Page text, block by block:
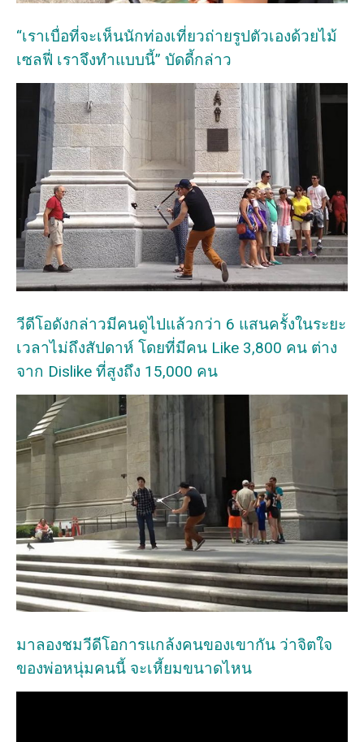
“เราเบื่อที่จะเห็นนักท่องเที่ยวถ่ายรูปตัวเองด้วยไม้
เซลฟี่ เราจึงทำแบบนี้” บัดดี้กล่าว
วีดีโอดังกล่าวมีคนดูไปแล้วกว่า 6 แสนครั้งในระยะ
เวลาไม่ถึงสัปดาห์ โดยที่มีคน Like 3,800 คน ต่าง
จาก Dislike ที่สูงถึง 15,000 คน
มาลองชมวีดีโอการแกล้งคนของเขากัน ว่าจิตใจ
ของพ่อหนุ่มคนนี้ จะเหี้ยมขนาดไหน